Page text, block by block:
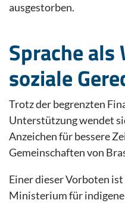
ausgestorben.
Sprache
soziale
Trotz der begrenzten
Unterstützung wendet
Anzeichen für bessere
Gemeinschaften von
Einer dieser Vorboten
Ministerium für